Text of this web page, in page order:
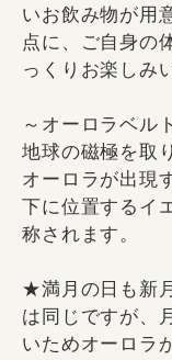
いお飲み物が用
点に、ご自身の
っくりお楽しみ
～オーロラベル
地球の磁極を取
オーロラが出現
下に位置するイ
称されます。
★満月の日も新
は同じですが、
いためオーロラ